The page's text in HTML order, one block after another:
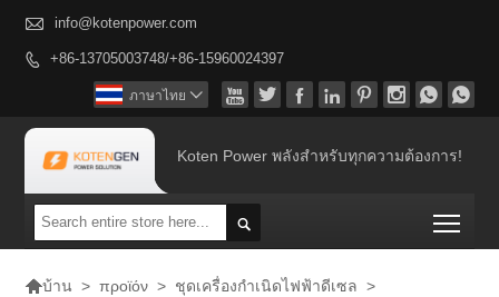
 info@kotenpower.com
 +86-13705003748/+86-15960024397
       
ภาษาไทย 
Koten Power พลังสำหรับทุกความต้องการ!

บ้าน > προϊόν > ชุดเครื่องกำเนิดไฟฟ้าดีเซล >